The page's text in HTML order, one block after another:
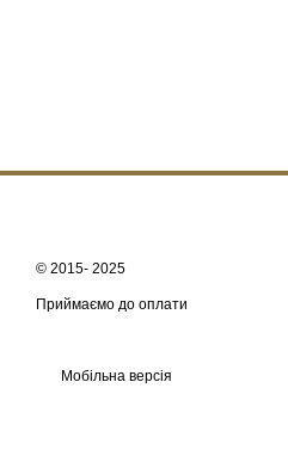
© 2015- 2025
Приймаємо до оплати
Мобільна версія